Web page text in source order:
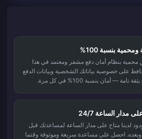
بنسبة 100%
بنظام أمان دفع مشفر ومعتمد في هذا
على خصوصية بياناتك الشخصية وبيانات الدفع
— أمان بنسبة 100% في كل مرة.
مدار الساعة 24/7
لدينا متاح على مدار الساعة لمساعدتك قبل
وبعده. احصل على مساعدة سريعة وموثوقة وقتما